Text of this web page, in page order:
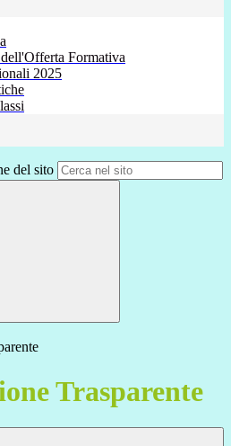
Formativa
2025
del sito
Trasparente